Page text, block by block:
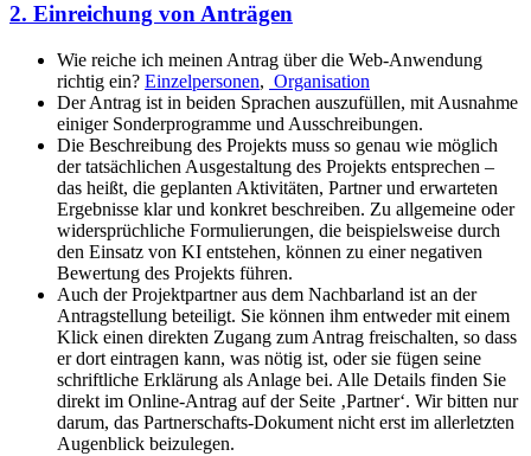
2. Einreichung von Anträgen
Wie reiche ich meinen Antrag über die Web-Anwendung
richtig ein? Einzelpersonen, Organisation
Der Antrag ist in beiden Sprachen auszufüllen, mit Ausnahme
einiger Sonderprogramme und Ausschreibungen.
Die Beschreibung des Projekts muss so genau wie möglich
der tatsächlichen Ausgestaltung des Projekts entsprechen –
das heißt, die geplanten Aktivitäten, Partner und erwarteten
Ergebnisse klar und konkret beschreiben. Zu allgemeine oder
widersprüchliche Formulierungen, die beispielsweise durch
den Einsatz von KI entstehen, können zu einer negativen
Bewertung des Projekts führen.
Auch der Projektpartner aus dem Nachbarland ist an der
Antragstellung beteiligt. Sie können ihm entweder mit einem
Klick einen direkten Zugang zum Antrag freischalten, so dass
er dort eintragen kann, was nötig ist, oder sie fügen seine
schriftliche Erklärung als Anlage bei. Alle Details finden Sie
direkt im Online-Antrag auf der Seite ‚Partner‘. Wir bitten nur
darum, das Partnerschafts-Dokument nicht erst im allerletzten
Augenblick beizulegen.